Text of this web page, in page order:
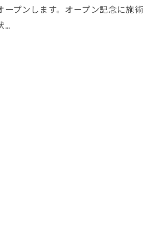
ープンします。オープン記念に施
…